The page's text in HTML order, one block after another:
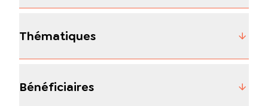
Thématiques
Bénéficiaires